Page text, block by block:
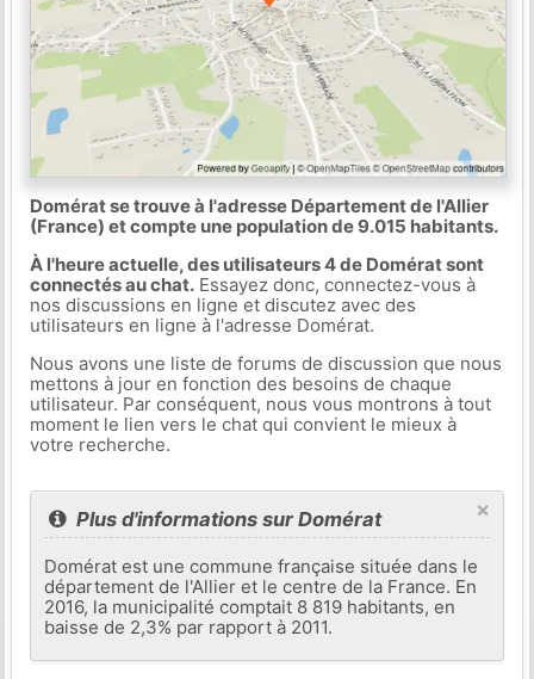
Domérat se trouve à l'adresse Département de l'Allier
(France) et compte une population de 9.015 habitants.
À l'heure actuelle, des utilisateurs 4 de Domérat sont
connectés au chat.Essayez donc, connectez-vous à
nos discussions en ligne et discutez avec des
utilisateurs en ligne à l'adresse Domérat.
Nous avons une liste de forums de discussion que nous
mettons à jour en fonction des besoins de chaque
utilisateur. Par conséquent, nous vous montrons à tout
moment le lien vers le chat qui convient le mieux à
votre recherche.
×
Plus d'informations sur Domérat
Domérat est une commune française située dans le
département de l'Allier et le centre de la France. En
2016, la municipalité comptait 8 819 habitants, en
baisse de 2,3% par rapport à 2011.